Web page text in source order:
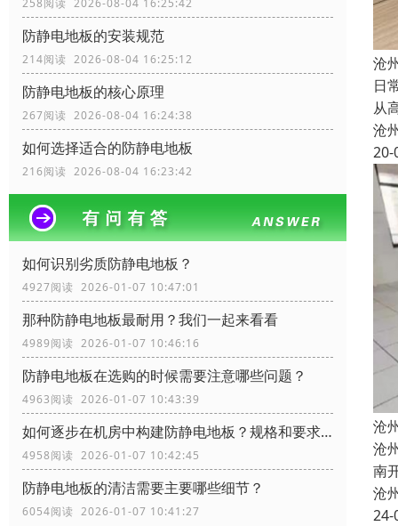
258阅读 2026-08-04 16:25:42
防静电地板的安装规范
214阅读 2026-08-04 16:25:12
防静电地板的核心原理
267阅读 2026-08-04 16:24:38
如何选择适合的防静电地板
216阅读 2026-08-04 16:23:42
如何识别劣质防静电地板？
4927阅读 2026-01-07 10:47:01
那种防静电地板最耐用？我们一起来看看
4989阅读 2026-01-07 10:46:16
防静电地板在选购的时候需要注意哪些问题？
4963阅读 2026-01-07 10:43:39
如何逐步在机房中构建防静电地板？规格和要求？
4958阅读 2026-01-07 10:42:45
防静电地板的清洁需要主要哪些细节？
6054阅读 2026-01-07 10:41:27
沧
日
从
沧
20-
沧
沧
南
沧
24-